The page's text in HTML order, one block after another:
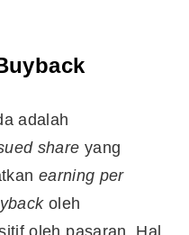
adalah
share yang
earning per
oleh
oleh pasaran. Hal